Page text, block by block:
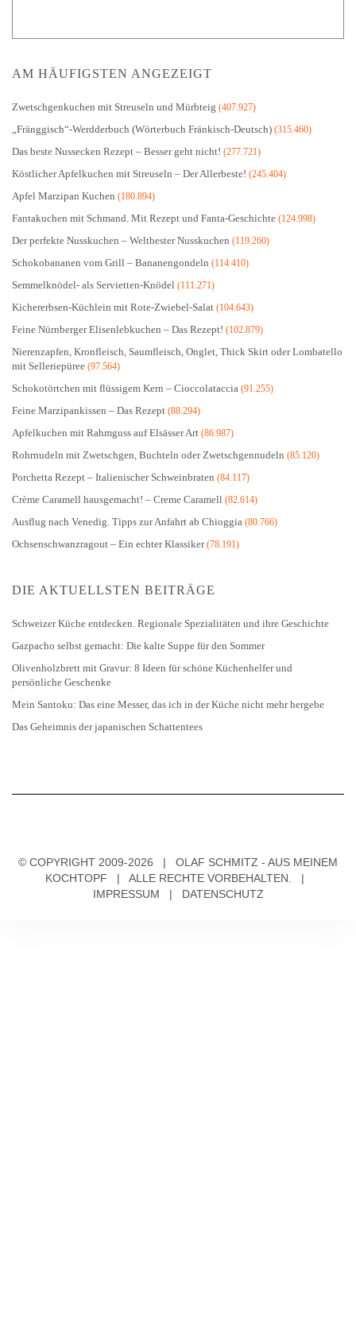
AM HÄUFIGSTEN ANGEZEIGT
Zwetschgenkuchen mit Streuseln und Mürbteig (407.927)
„Fränggisch“-Werdderbuch (Wörterbuch Fränkisch-Deutsch) (315.460)
Das beste Nussecken Rezept – Besser geht nicht! (277.721)
Köstlicher Apfelkuchen mit Streuseln – Der Allerbeste! (245.404)
Apfel Marzipan Kuchen (180.894)
Fantakuchen mit Schmand. Mit Rezept und Fanta-Geschichte (124.998)
Der perfekte Nusskuchen – Weltbester Nusskuchen (119.260)
Schokobananen vom Grill – Bananengondeln (114.410)
Semmelknödel- als Servietten-Knödel (111.271)
Kichererbsen-Küchlein mit Rote-Zwiebel-Salat (104.643)
Feine Nürnberger Elisenlebkuchen – Das Rezept! (102.879)
Nierenzapfen, Kronfleisch, Saumfleisch, Onglet, Thick Skirt oder Lombatello
mit Selleriepüree (97.564)
Schokotörtchen mit flüssigem Kern – Cioccolataccia (91.255)
Feine Marzipankissen – Das Rezept (88.294)
Apfelkuchen mit Rahmguss auf Elsässer Art (86.987)
Rohrnudeln mit Zwetschgen, Buchteln oder Zwetschgennudeln (85.120)
Porchetta Rezept – Italienischer Schweinbraten (84.117)
Crème Caramell hausgemacht! – Creme Caramell (82.614)
Ausflug nach Venedig. Tipps zur Anfahrt ab Chioggia (80.766)
Ochsenschwanzragout – Ein echter Klassiker(78.191)
DIE AKTUELLSTEN BEITRÄGE
Schweizer Küche entdecken. Regionale Spezialitäten und ihre Geschichte
Gazpacho selbst gemacht: Die kalte Suppe für den Sommer
Olivenholzbrett mit Gravur: 8 Ideen für schöne Küchenhelfer und
persönliche Geschenke
Mein Santoku: Das eine Messer, das ich in der Küche nicht mehr hergebe
Das Geheimnis der japanischen Schattentees
© COPYRIGHT 2009-2026 | OLAF SCHMITZ - AUS MEINEM
KOCHTOPF | ALLE RECHTE VORBEHALTEN. |
IMPRESSUM | DATENSCHUTZ